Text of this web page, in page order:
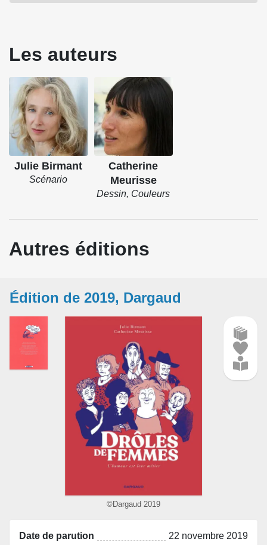
Les auteurs
Julie Birmant
Scénario
Catherine
Meurisse
Dessin, Couleurs
Autres éditions
Édition de 2019, Dargaud
©Dargaud 2019
Date de parution 22 novembre 2019